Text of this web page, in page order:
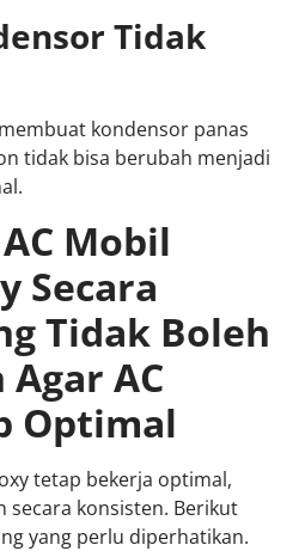
Tidak
kondensor panas
tidak bisa berubah menjadi
Mobil
Secara
Tidak Boleh
AC
Optimal
tetap bekerja optimal,
secara konsisten. Berikut
yang perlu diperhatikan.